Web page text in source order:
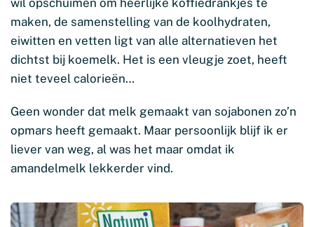
maken, de samenstelling van de koolhydraten,
eiwitten en vetten ligt van alle alternatieven het
dichtst bij koemelk. Het is een vleugje zoet, heeft
niet teveel calorieën…
Geen wonder dat melk gemaakt van sojabonen zo’n
opmars heeft gemaakt. Maar persoonlijk blijf ik er
liever van weg, al was het maar omdat ik
amandelmelk lekkerder vind.